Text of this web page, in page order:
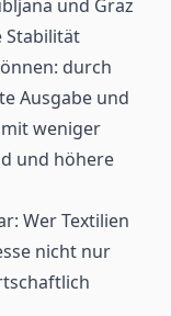
und Graz
Stabilität
durch
Ausgabe und
weniger
und höhere
Wer Textilien
nicht nur